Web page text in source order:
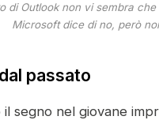
di Outlook non vi sembra
Microsoft dice di no, però
passato
il segno nel giovane